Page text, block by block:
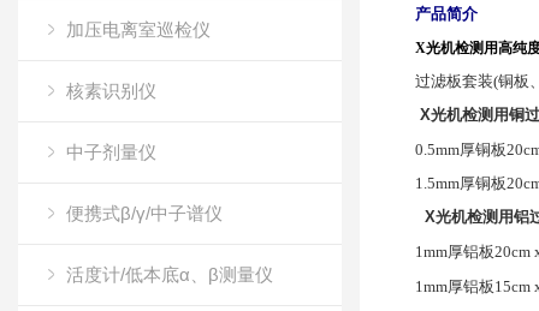
加压电离室巡检仪
核素识别仪
中子剂量仪
便携式β/γ/中子谱仪
活度计/低本底α、β测量仪
产品简介
X光机检测用高纯
过滤板套装(铜板
X光机检测用铜
0.5mm厚铜板
1.5mm厚铜板
X光机检测用铝
1mm厚铝板20cm
1mm厚铝板15cm